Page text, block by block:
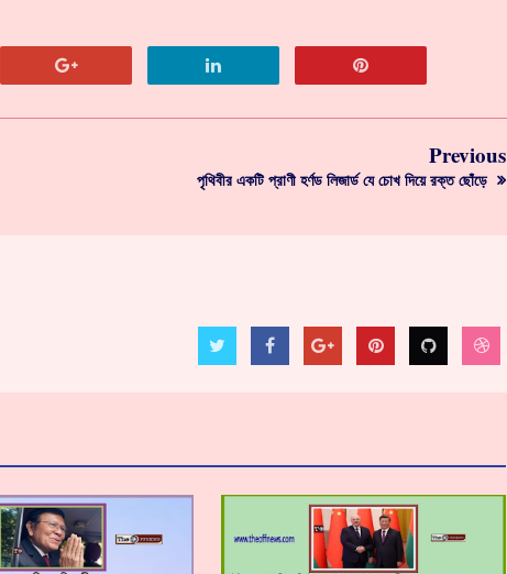
Previous
পৃথিবীর একটি প্রাণী হর্ণড লিজার্ড যে চোখ দিয়ে রক্ত ছোঁড়ে